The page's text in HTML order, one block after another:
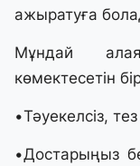
ажыратуға
Мұндай
көмектесетін
​•​Тәуекелсіз,
​•​Достарыңыз